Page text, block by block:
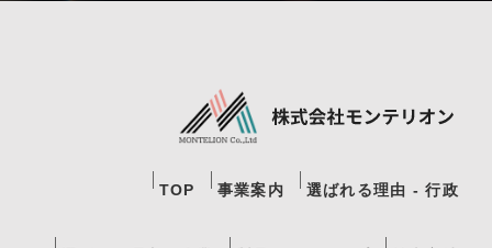
TOP 事業案内 選ばれる理由 - 行政